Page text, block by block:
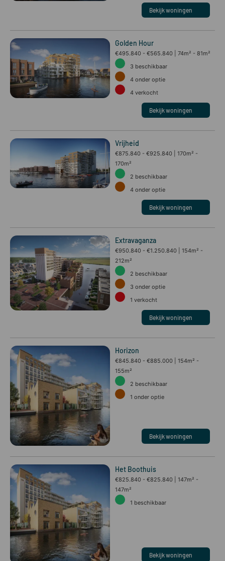
Bekijk woningen
Golden Hour
€495.840 - €565.840
74m² - 81m²
3 beschikbaar
4 onder optie
4 verkocht
Bekijk woningen
Vrijheid
€875.840 - €925.840
170m² -
170m²
2 beschikbaar
4 onder optie
Bekijk woningen
Extravaganza
€950.840 - €1.250.840
154m² -
212m²
2 beschikbaar
3 onder optie
1 verkocht
Bekijk woningen
Horizon
€845.840 - €885.000
154m² -
155m²
2 beschikbaar
1 onder optie
Bekijk woningen
Het Boothuis
€825.840 - €825.840
147m² -
147m²
1 beschikbaar
Bekijk woningen